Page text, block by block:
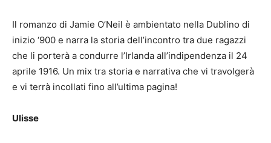
Il romanzo di Jamie O’Neil è ambientato nella Dublino di
inizio ‘900 e narra la storia dell’incontro tra due ragazzi
che li porterà a condurre l’Irlanda all’indipendenza il 24
aprile 1916. Un mix tra storia e narrativa che vi travolgerà
e vi terrà incollati fino all’ultima pagina!
Ulisse